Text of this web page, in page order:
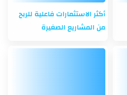
أكثر الاستثمارات فاعلية للربح
من المشاريع الصغيرة